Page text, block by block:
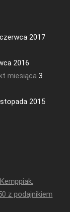
2017
2016
miesiąca 3
2015
z podajnikiem